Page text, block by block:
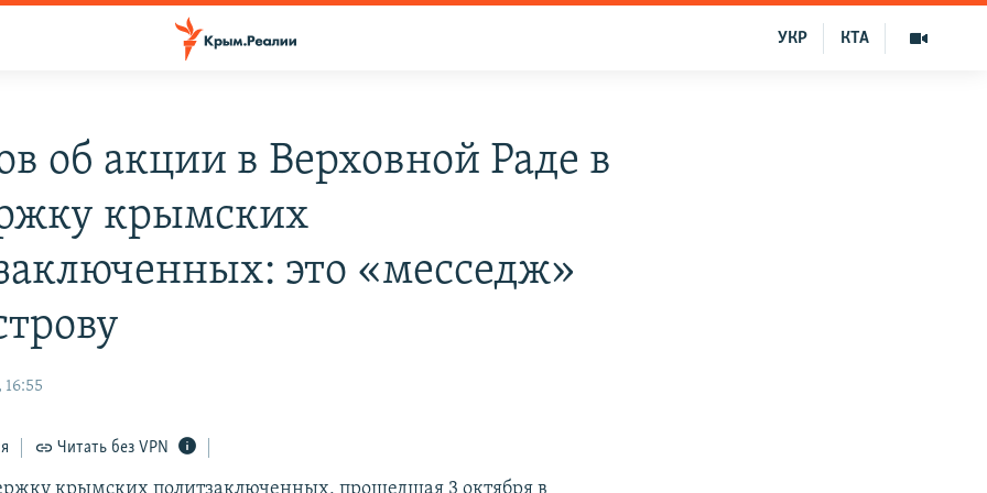
КТА
УКР
об акции в Верховной Раде в
крымских
это «месседж»
16:55
Читать без VPN